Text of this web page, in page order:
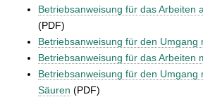
Betriebsanweisung für das Arbeiten
(PDF)
Betriebsanweisung für den Umgang
Betriebsanweisung für das Arbeiten
Betriebsanweisung für den Umgang
Säuren (PDF)